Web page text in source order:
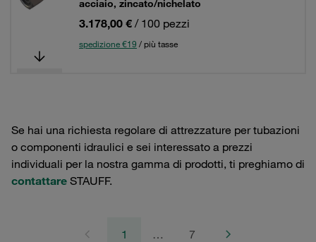
acciaio, zincato/nichelato
3.178,00 € / 100 pezzi
spedizione €19 / più tasse
Se hai una richiesta regolare di attrezzature per tubazioni
o componenti idraulici e sei interessato a prezzi
individuali per la nostra gamma di prodotti, ti preghiamo di
contattare STAUFF.
1 … 7